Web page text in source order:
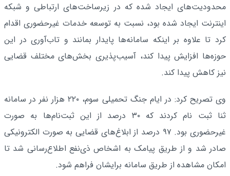
محدودیت‌های ایجاد شده که در زیرساخت‌های ارتباطی و شبکه
اینترنت ایجاد شده بود، نسبت به توسعه خدمات غیرحضوری اقدام
کرد تا علاوه بر اینکه سامانه‌ها پایدار بمانند و تاب‌آوری در این
حوزه‌ها افزایش پیدا کند، آسیب‌پذیری بخش‌های مختلف قضایی
نیز کاهش پیدا کند.
وی تصریح کرد: در ایام جنگ تحمیلی سوم، ۲۲۰ هزار نفر در سامانه
ثنا ثبت نام کردند که ۳۰ درصد از این ثبت‌نام‌ها به صورت
غیرحضوری بود. ۹۷ درصد از ابلاغ‌های قضایی به صورت الکترونیکی
صادر شد و از طریق پیامک به اشخاص ذی‌نفع اطلاع‌رسانی شد تا
امکان مشاهده از طریق سامانه برایشان فراهم شود.